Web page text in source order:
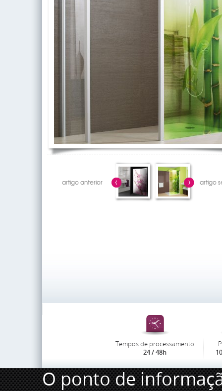
artigo anterior artigo
Tempos de processamento
24 / 48h
O ponto de